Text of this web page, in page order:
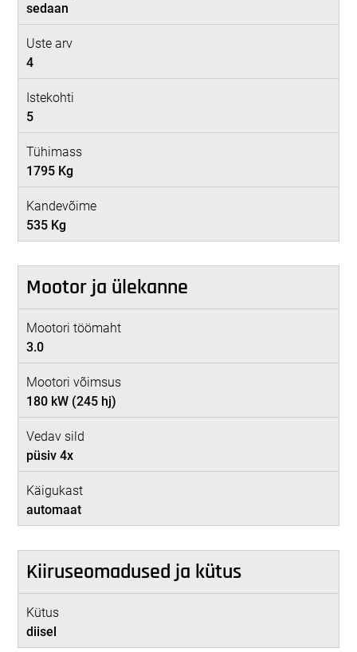
sedaan
Uste arv
4
Istekohti
5
Tühimass
1795 Kg
Kandevõime
535 Kg
Mootor ja ülekanne
Mootori töömaht
3.0
Mootori võimsus
180 kW (245 hj)
Vedav sild
püsiv 4x
Käigukast
automaat
Kiiruseomadused ja kütus
Kütus
diisel